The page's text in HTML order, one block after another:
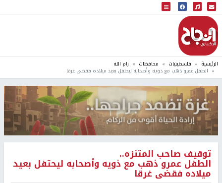
البث المباشر
إذاعة النجاح
الرئيسية فلسطينيات محافظات رام الله
الطفل عمرو ذهب مع ذويه وأصحابه ليحتفل بعيد ميلاده فقضى غرقا
توقيف صاحب المتنزه..
الطفل عمرو ذهب مع ذويه وأصحابه ليحتفل بعيد
ميلاده فقضى غرقا